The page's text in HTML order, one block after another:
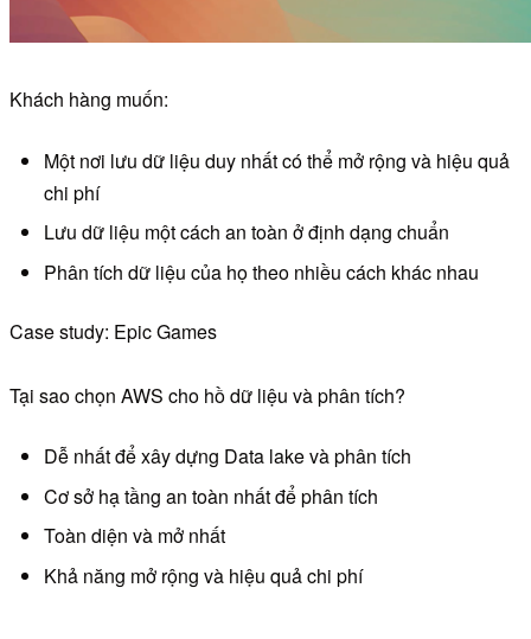
Khách hàng muốn:
Một nơi lưu dữ liệu duy nhất có thể mở rộng và hiệu quả
chi phí
Lưu dữ liệu một cách an toàn ở định dạng chuẩn
Phân tích dữ liệu của họ theo nhiều cách khác nhau
Case study: Epic Games
Tại sao chọn AWS cho hồ dữ liệu và phân tích?
Dễ nhất để xây dựng Data lake và phân tích
Cơ sở hạ tầng an toàn nhất để phân tích
Toàn diện và mở nhất
Khả năng mở rộng và hiệu quả chi phí